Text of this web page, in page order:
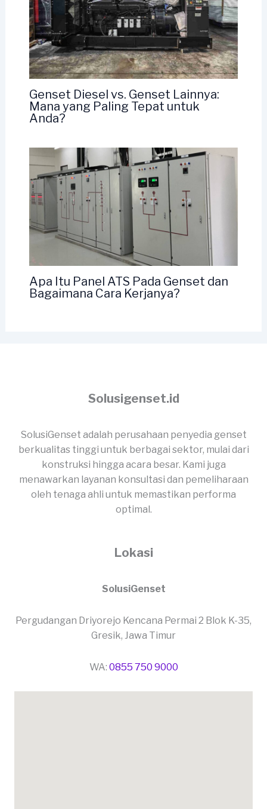
Genset Diesel vs. Genset Lainnya:
Mana yang Paling Tepat untuk
Anda?
Apa Itu Panel ATS Pada Genset dan
Bagaimana Cara Kerjanya?
Solusigenset.id
SolusiGenset adalah perusahaan penyedia genset
berkualitas tinggi untuk berbagai sektor, mulai dari
konstruksi hingga acara besar. Kami juga
menawarkan layanan konsultasi dan pemeliharaan
oleh tenaga ahli untuk memastikan performa
optimal.
Lokasi
SolusiGenset
Pergudangan Driyorejo Kencana Permai 2 Blok K-35,
Gresik, Jawa Timur
WA: 0855 750 9000